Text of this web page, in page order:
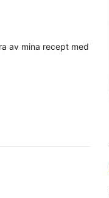
av mina recept med